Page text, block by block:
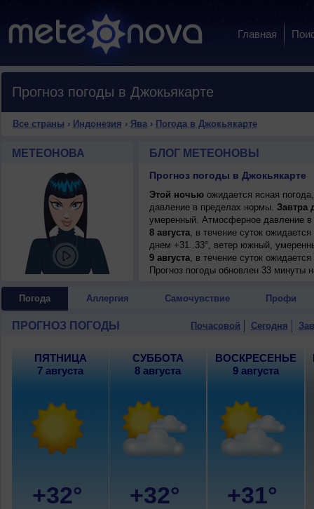
Главная
Прогноз погоды в Джокьякарте
Все страны › Индонезия › Ява› Погода в Джокьякарте
МЕТЕОНОВА БЛОГ МЕТЕОНОВЫ
Прогноз погоды в Джокьякарте
Этой ночьюожидается ясная
давление в пределах нормы. Завтра
умеренный. Атмосферное давление
8 августа, в течение суток
днем +31..33°, ветер южный,
9 августа, в течение суток
ночью +20..22°, днем +30..32°,
ветер южный, умеренный.
Прогноз погоды обновлен 33 минуты
Погода Аллергия Самочувствие Профи
ПРОГНОЗ ПОГОДЫ Почасовой Сегодня
ПЯТНИЦА
7 августа
+32°
СУББОТА
8 августа
+32°
ВОСКРЕСЕНЬЕ
9 августа
+31°